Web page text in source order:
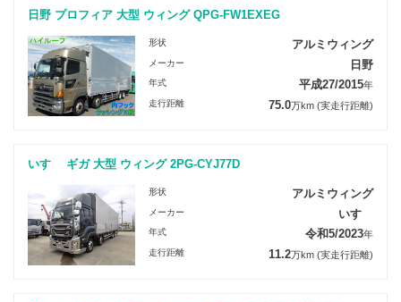
日野 プロフィア 大型 ウィング QPG-FW1EXEG
形状 アルミウィング
メーカー 日野
年式 平成27/2015年
走行距離 75.0万km (実走行距離)
いすゞ ギガ 大型 ウィング 2PG-CYJ77D
形状 アルミウィング
メーカー いすゞ
年式 令和5/2023年
走行距離 11.2万km (実走行距離)